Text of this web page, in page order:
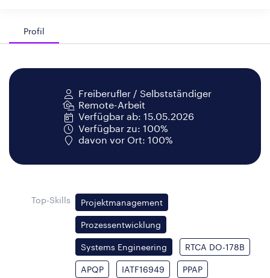
Profil
Freiberufler / Selbstständiger
Remote-Arbeit
Verfügbar ab: 15.05.2026
Verfügbar zu: 100%
davon vor Ort: 100%
Top-Skills Projektmanagement
Prozessentwicklung
Systems Engineering RTCA DO-178B
APQP IATF16949 PPAP